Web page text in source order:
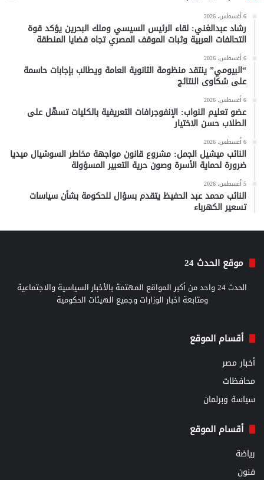
6 أغسطس، 2026
رشاد عبدالغني: لقاء الرئيس السيسي وملك البحرين يؤكد قوة
التحالفات العربية وثبات الموقف المصري تجاه قضايا المنطقة
6 أغسطس، 2026
“البيومي” ينتقد منظومة الثانوية العامة ويطالب بإجابات حاسمة
على شكاوى النتائج
6 أغسطس، 2026
عضو تعليم النواب: الإنفوجرافات التعريفية بالكليات تسهّل على
الطلاب حسن الاختيار
6 أغسطس، 2026
النائب ميشيل الجمل: مشروع قانون مواجهة مخاطر السوشيال ميديا
ضرورة لحماية الأسرة وصون حرية التعبير المسؤولة
5 أغسطس، 2026
النائب محمد عبد الحفيظ يتقدم بسؤال للحكومة بشأن سياسات
تسعير الكهرباء
موقع الحدث 24
الحدث 24 واحد من أكبر المواقع المهتمة بالأخبار السياسية والاجتماعية
ومتابعة اخبار الوزارات وجميع الهيئات الحكومية
أقسام الموقع
أخبار مصر
محافظات
سياسة وبرلمان
أقسام الموقع
رياضة
فنون